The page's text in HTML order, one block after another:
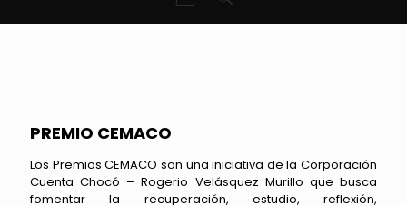
PREMIO CEMACO
Los Premios CEMACO son una iniciativa de la Corporación
Cuenta Chocó – Rogerio Velásquez Murillo que busca
fomentar la recuperación, estudio, reflexión,